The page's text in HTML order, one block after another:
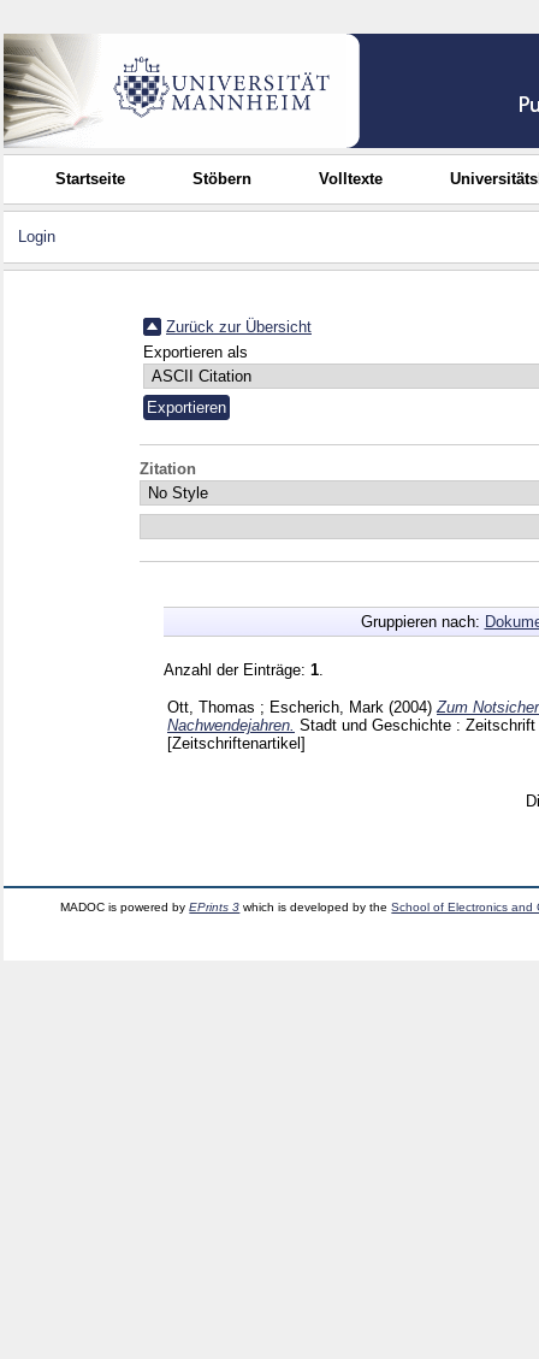
Startseite Stöbern Volltexte
Login
Zurück zur Übersicht
Exportieren als
Zitation
Gruppieren nach:
Anzahl der Einträge: 1
Ott, Thomas ; Escherich, Mark (2004) Zum
Nachwendejahren. Stadt und Geschichte :
[Zeitschriftenartikel]
MADOC is powered byEPrints 3 which is developed by theSchool of Electronics and